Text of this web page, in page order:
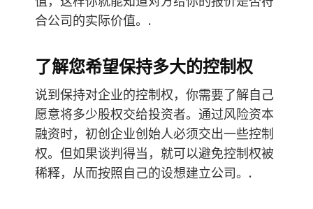
合公司的实际价值。.
了解您希望保持多大的控制权
说到保持对企业的控制权，你需要了解自己
愿意将多少股权交给投资者。通过风险资本
融资时，初创企业创始人必须交出一些控制
权。但如果谈判得当，就可以避免控制权被
稀释，从而按照自己的设想建立公司。.